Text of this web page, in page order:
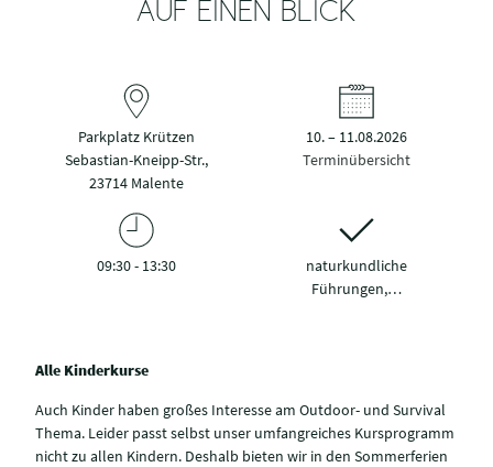
AUF EINEN BLICK
Parkplatz Krützen
Sebastian-Kneipp-Str.,
23714 Malente
10. – 11.08.2026
Terminübersicht
09:30 - 13:30
naturkundliche
Führungen,…
Alle Kinderkurse
Auch Kinder haben großes Interesse am Outdoor- und Survival
Thema. Leider passt selbst unser umfangreiches Kursprogramm
nicht zu allen Kindern. Deshalb bieten wir in den Sommerferien